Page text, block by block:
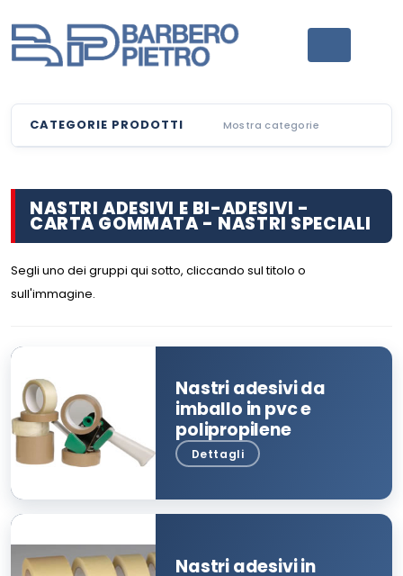
CATEGORIE PRODOTTI Mostra categorie
NASTRI ADESIVI E BI-ADESIVI -
CARTA GOMMATA - NASTRI SPECIALI
Segli uno dei gruppi qui sotto, cliccando sul titolo o
sull'immagine.
Nastri adesivi da
imballo in pvc e
polipropilene
Nastri adesivi in